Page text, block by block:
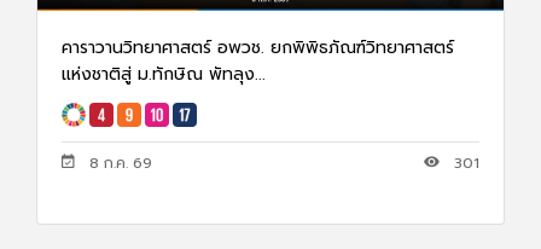
คาราวานวิทยาศาสตร์ อพวช. ยกพิพิธภัณฑ์วิทยาศาสตร์
แห่งชาติสู่ ม.ทักษิณ พัทลุง...
8 ก.ค. 69 301